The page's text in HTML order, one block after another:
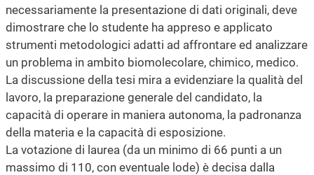
necessariamente la presentazione di dati originali, deve
dimostrare che lo studente ha appreso e applicato
strumenti metodologici adatti ad affrontare ed analizzare
un problema in ambito biomolecolare, chimico, medico.
La discussione della tesi mira a evidenziare la qualità del
lavoro, la preparazione generale del candidato, la
capacità di operare in maniera autonoma, la padronanza
della materia e la capacità di esposizione.
La votazione di laurea (da un minimo di 66 punti a un
massimo di 110, con eventuale lode) è decisa dalla